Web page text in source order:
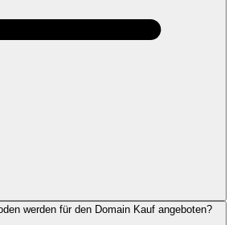
werden für den Domain Kauf angeboten?